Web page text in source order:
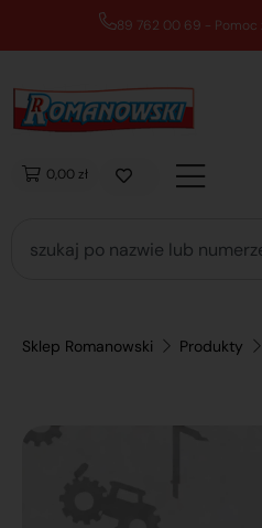
89 762 00 69 - Pomoc
0,00 zł
Sklep Romanowski Produkty